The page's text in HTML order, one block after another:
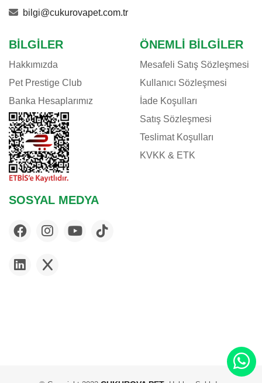
bilgi@cukurovapet.com.tr
BILGILER
Hakkımızda
Pet Prestige Club
Banka Hesaplarımız
ÖNEMLI BILGILER
Mesafeli Satış Sözleşmesi
Kullanıcı Sözleşmesi
İade Koşulları
Satış Sözleşmesi
Teslimat Koşulları
KVKK & ETK
SOSYAL MEDYA